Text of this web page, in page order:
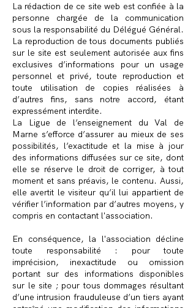
La rédaction de ce site web est confiée à la
personne chargée de la communication
sous la responsabilité du Délégué Général.
La reproduction de tous documents publiés
sur le site est seulement autorisée aux fins
exclusives d’informations pour un usage
personnel et privé, toute reproduction et
toute utilisation de copies réalisées à
d’autres fins, sans notre accord, étant
expressément interdite.
La Ligue de l’enseignement du Val de
Marne s’efforce d’assurer au mieux de ses
possibilités, l’exactitude et la mise à jour
des informations diffusées sur ce site, dont
elle se réserve le droit de corriger, à tout
moment et sans préavis, le contenu. Aussi,
elle avertit le visiteur qu’il lui appartient de
vérifier l’information par d’autres moyens, y
compris en contactant l'association.
En conséquence, la l'association décline
toute responsabilité : pour toute
imprécision, inexactitude ou omission
portant sur des informations disponibles
sur le site ; pour tous dommages résultant
d’une intrusion frauduleuse d’un tiers ayant